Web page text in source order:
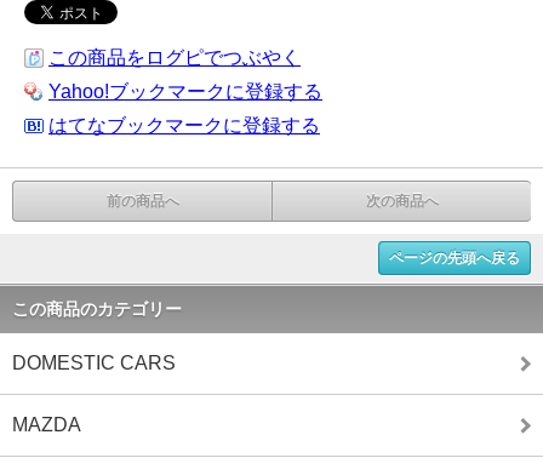
この商品をログピでつぶやく
Yahoo!ブックマークに登録する
はてなブックマークに登録する
前の商品へ 次の商品へ
ページの先頭へ戻る
この商品のカテゴリー
DOMESTIC CARS
MAZDA